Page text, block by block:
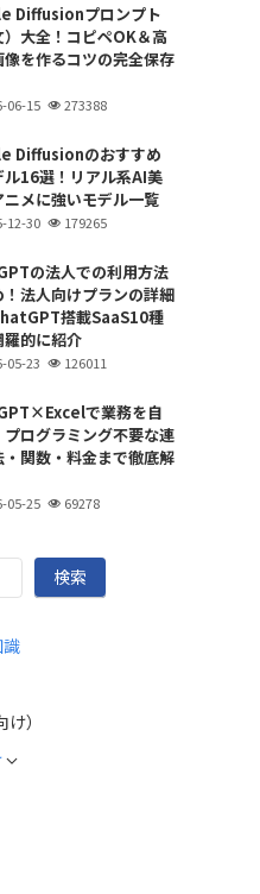
Diffusionプロンプト
）大全！コピペOK＆高
像を作るコツの完全保存
06-15 273388
Diffusionのおすすめ
ル16選！リアル系AI美
ニメに強いモデル一覧
12-30 179265
の法人での利用方法
！法人向けプランの詳細
搭載SaaS10種
羅的に紹介
05-23 126011
で業務を自
プログラミング不要な連
・関数・料金まで徹底解
05-25 69278
検索
）